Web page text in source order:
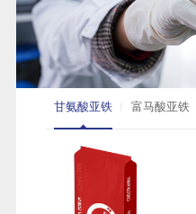
甘氨酸亚铁 富马酸亚铁